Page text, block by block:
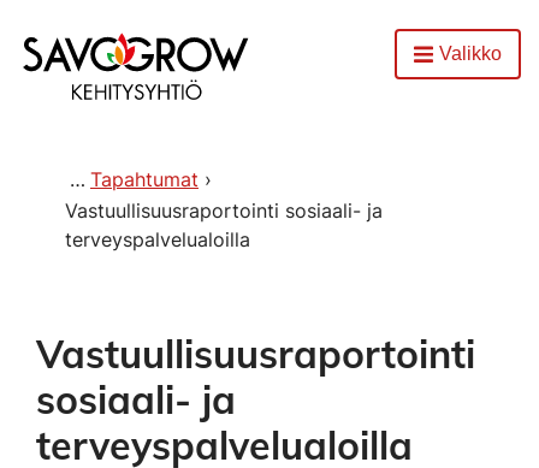
Etusivu
AvaaValikko
Tapahtumat
Vastuullisuusraportointi sosiaali- ja
terveyspalvelualoilla
Vastuullisuusraportointi
sosiaali- ja
terveyspalvelualoilla